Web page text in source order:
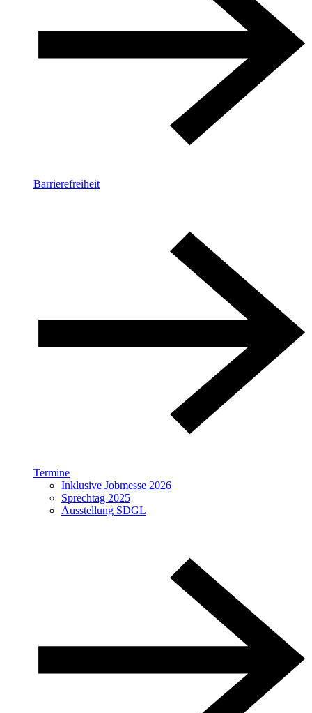
Barrierefreiheit
Termine
Inklusive Jobmesse 2026
Sprechtag 2025
Ausstellung SDGL